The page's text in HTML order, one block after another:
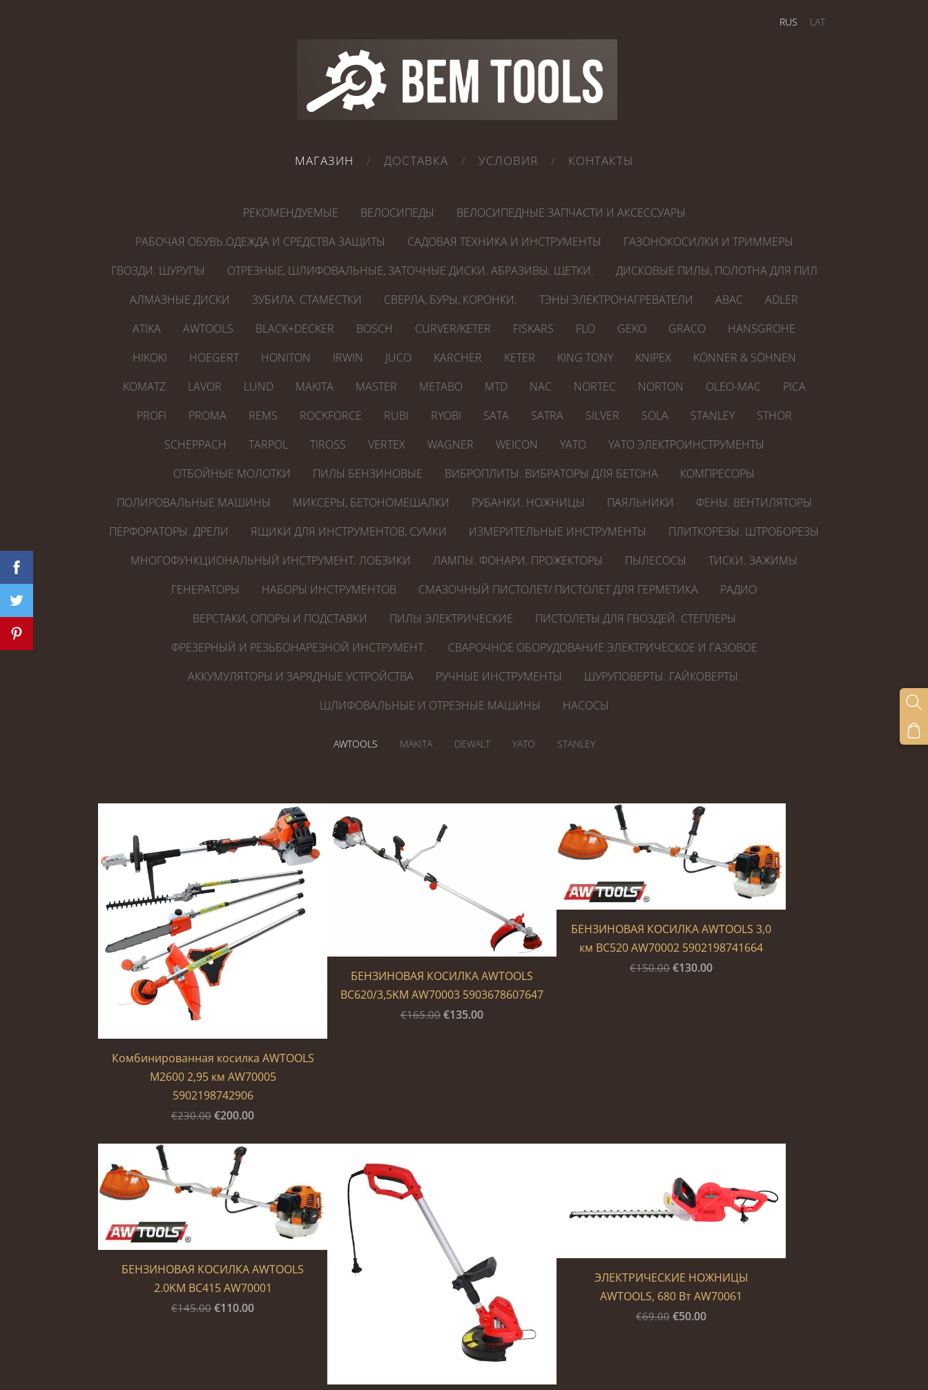
МАГАЗИН ДОСТАВКА УСЛОВИЯ КОНТАКТЫ
RUS LAT
РЕКОМЕНДУЕМЫЕ ВЕЛОСИПЕДЫ
ВЕЛОСИПЕДНЫЕ ЗАПЧАСТИ И АКСЕССУАРЫ
РАБОЧАЯ ОБУВЬ.ОДЕЖДА И СРЕДСТВА ЗАЩИТЫ
САДОВАЯ ТЕХНИКА И ИНСТРУМЕНТЫ
ГАЗОНОКОСИЛКИ И ТРИММЕРЫ
ГВОЗДИ. ШУРУПЫ
ОТРЕЗНЫЕ, ШЛИФОВАЛЬНЫЕ, ЗАТОЧНЫЕ ДИСКИ. АБРАЗИВЫ. ЩЕТКИ.
ДИСКОВЫЕ ПИЛЫ, ПОЛОТНА ДЛЯ ПИЛ
АЛМАЗНЫЕ ДИСКИ
ЗУБИЛА. СТАМЕСТКИ СВЕРЛА, БУРЫ, КОРОНКИ. ТЭНЫ ЭЛЕКТРОНАГРЕВАТЕЛИ ABAC
ADLER
ATIKA
AWTOOLS BLACK+DECKER BOSCH CURVER/KETER FISKARS FLO GEKO GRACO
HANSGROHE
HIKOKI
HOEGERT HONITON IRWIN JUCO KARCHER KETER KING TONY KNIPEX
KÖNNER & SÖHNEN
KOMATZ
LAVOR LUND MAKITA MASTER METABO MTD NAC NORTEC NORTON OLEO-MAC
PICA
PROFI
PROMA REMS ROCKFORCE RUBI RYOBI SATA SATRA SILVER SOLA STANLEY
STHOR
SCHEPPACH
TARPOL TIROSS VERTEX WAGNER WEICON YATO
YATO ЭЛЕКТРОИНСТРУМЕНТЫ
ОТБОЙНЫЕ МОЛОТКИ
ПИЛЫ БЕНЗИНОВЫЕ ВИБРОПЛИТЫ. ВИБРАТОРЫ ДЛЯ БЕТОНА
КОМПРЕСОРЫ
ПОЛИРОВАЛЬНЫЕ МАШИНЫ
МИКСЕРЫ, БЕТОНОМЕШАЛКИ РУБАНКИ. НОЖНИЦЫ ПАЯЛЬНИКИ
ФЕНЫ. ВЕНТИЛЯТОРЫ
ПЕРФОРАТОРЫ. ДРЕЛИ
ЯЩИКИ ДЛЯ ИНСТРУМЕНТОВ, СУМКИ ИЗМЕРИТЕЛЬНЫЕ ИНСТРУМЕНТЫ
ПЛИТКОРЕЗЫ. ШТРОБОРЕЗЫ
МНОГОФУНКЦИОНАЛЬНЫЙ ИНСТРУМЕНТ. ЛОБЗИКИ
ЛАМПЫ. ФОНАРИ. ПРОЖЕКТОРЫ ПЫЛЕСОСЫ
ТИСКИ. ЗАЖИМЫ
ГЕНЕРАТОРЫ
НАБОРЫ ИНСТРУМЕНТОВ СМАЗОЧНЫЙ ПИСТОЛЕТ/ ПИСТОЛЕТ ДЛЯ ГЕРМЕТИКА
РАДИО
ВЕРСТАКИ, ОПОРЫ И ПОДСТАВКИ
ПИЛЫ ЭЛЕКТРИЧЕСКИЕ
ПИСТОЛЕТЫ ДЛЯ ГВОЗДЕЙ. СТЕПЛЕРЫ
ФРЕЗЕРНЫЙ И РЕЗЬБОНАРЕЗНОЙ ИНСТРУМЕНТ.
СВАРОЧНОЕ ОБОРУДОВАНИЕ ЭЛЕКТРИЧЕСКОЕ И ГАЗОВОЕ
АККУМУЛЯТОРЫ И ЗАРЯДНЫЕ УСТРОЙСТВА
РУЧНЫЕ ИНСТРУМЕНТЫ
ШУРУПОВЕРТЫ. ГАЙКОВЕРТЫ.
ШЛИФОВАЛЬНЫЕ И ОТРЕЗНЫЕ МАШИНЫ
НАСОСЫ
AWTOOLS MAKITA DEWALT YATO STANLEY
Комбинированная косилка AWTOOLS
M2600 2,95 км AW70005
5902198742906
€230.00 €200.00
БЕНЗИНОВАЯ КОСИЛКА AWTOOLS
BC620/3,5KM AW70003 5903678607647
€165.00 €135.00
БЕНЗИНОВАЯ КОСИЛКА AWTOOLS 3,0
км BC520 AW70002 5902198741664
€150.00 €130.00
БЕНЗИНОВАЯ КОСИЛКА AWTOOLS
2.0KM BC415 AW70001
€145.00 €110.00
ЭЛЕКТРИЧЕСКИЕ НОЖНИЦЫ
AWTOOLS, 680 Вт AW70061
€69.00 €50.00